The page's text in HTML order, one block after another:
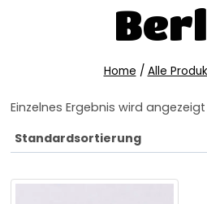
Home / Alle
Einzelnes Ergebnis wird angezeigt